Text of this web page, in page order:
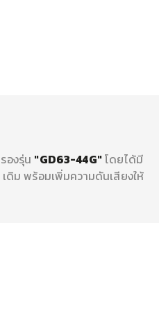
องรุ่น "GD63-44G"โดยได้มี
ดิม พร้อมเพิ่มความดันเสียงให้